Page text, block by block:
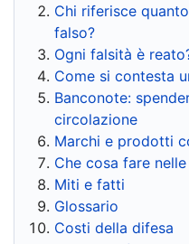
Chi riferisce
falso?
Ogni falsità è
Come si contesta
Banconote:
circolazione
Marchi e prodotti
Che cosa fare
Miti e fatti
Glossario
Costi della difesa